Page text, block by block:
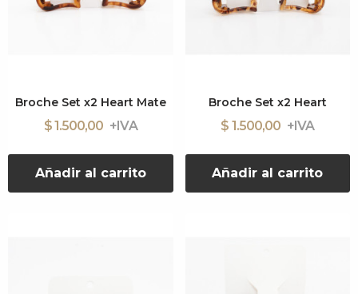
Broche Set x2 Heart Mate
$ 1.500,00
Añadir al carrito
Broche Set x2 Heart
$ 1.500,00
Añadir al carrito